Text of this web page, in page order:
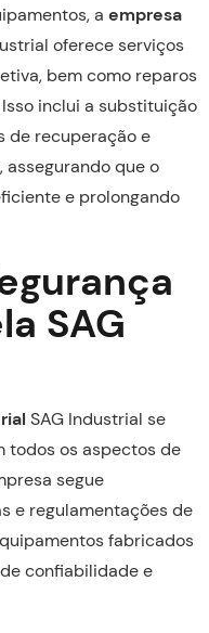
a empresa
oferece serviços
bem como reparos
inclui a substituição
de recuperação e
que o
e prolongando
SAG
SAG Industrial se
todos os aspectos de
segue
e regulamentações de
fabricados
confiabilidade e